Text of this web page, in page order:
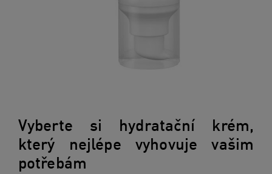
Vyberte si hydratační krém,
který nejlépe vyhovuje vašim
potřebám